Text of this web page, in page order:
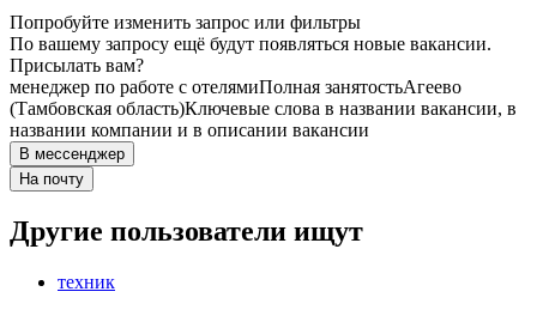
Попробуйте изменить запрос или фильтры
По вашему запросу ещё будут появляться новые вакансии.
Присылать вам?
менеджер по работе с отелямиПолная занятостьАгеево
(Тамбовская область)Ключевые слова в названии вакансии, в
названии компании и в описании вакансии
В мессенджер
На почту
Другие пользователи ищут
техник